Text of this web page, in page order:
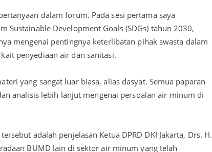
dalam forum. Pada sesi pertama saya
Sustainable Development Goals (SDGs) tahun 2030,
mengenai pentingnya keterlibatan pihak swasta dalam
penyediaan air dan sanitasi.
yang sangat luar biasa, alias dasyat. Semua paparan
analisis lebih lanjut mengenai persoalan air minum di
adalah penjelasan Ketua DPRD DKI Jakarta, Drs. H.
BUMD lain di sektor air minum yang telah